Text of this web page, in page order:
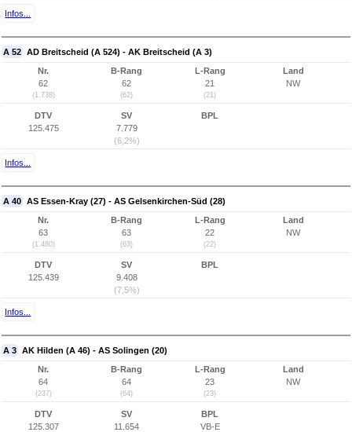
Infos...
A 52 AD Breitscheid (A 524) - AK Breitscheid (A 3)
Nr.
62
(1.738)
B-Rang
62
(62)
L-Rang
21
(21)
Land
NW
DTV
125.475
SV
7.779
(6,2%)
BPL
Infos...
A 40 AS Essen-Kray (27) - AS Gelsenkirchen-Süd (28)
Nr.
63
(1.480)
B-Rang
63
(63)
L-Rang
22
(22)
Land
NW
DTV
125.439
SV
9.408
(7,5%)
BPL
Infos...
A 3 AK Hilden (A 46) - AS Solingen (20)
Nr.
64
(237)
B-Rang
64
(64)
L-Rang
23
(23)
Land
NW
DTV
125.307
SV
11.654
BPL
VB-E